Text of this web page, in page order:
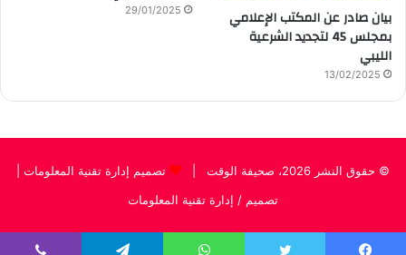
بيان صادر عن المكتب الإعلامي
بمجلس 45 لتجديد الشرعية
الليبي
13/02/2025
29/01/2025
© حقوق النشر 2026، صحيفة الوقت | تصميم إدارة تقنية المعلومات
تصميم / إدارة تقنية المعلومات